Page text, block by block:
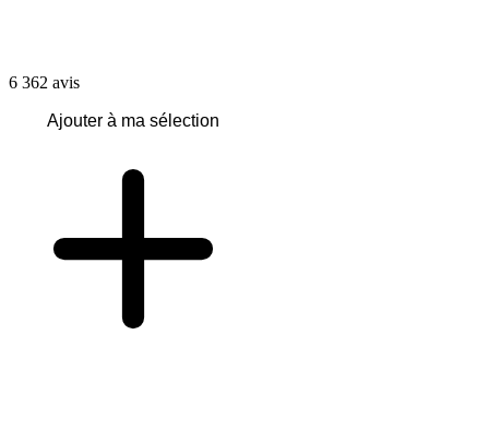
6 362 avis
Ajouter à ma sélection